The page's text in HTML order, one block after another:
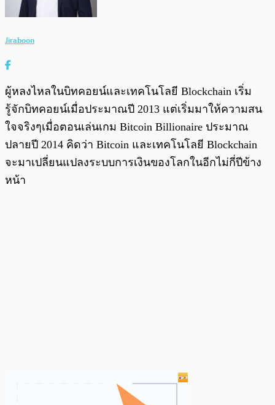
Jiraboon
ผู้หลงไหลในบิทคอยน์และเทคโนโลยี Blockchain เริ่ม
รู้จักบิทคอยน์เมื่อประมาณปี 2013 แต่เริ่มมาให้ความสน
ใจจริงๆเมื่อตอนเล่นเกม Bitcoin Billionaire ประมาณ
ปลายปี 2014 คิดว่า Bitcoin และเทคโนโลยี Blockchain
จะมาเปลี่ยนแปลงระบบการเงินของโลกในอีกไม่กี่ปีข้าง
หน้า